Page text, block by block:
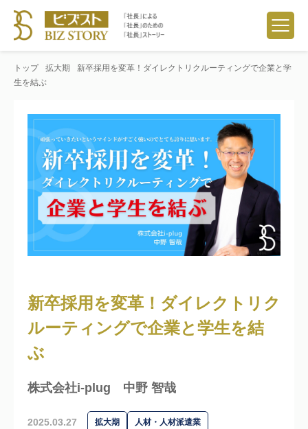
トップ 拡大期
新卒採用を変革！ダイレクトリクルーティングで企業と学
生を結ぶ
新卒採用を変革！ダイレクトリク
ルーティングで企業と学生を結
ぶ
株式会社i-plug 中野 智哉
2025.03.27 拡大期 人材・人材派遣業